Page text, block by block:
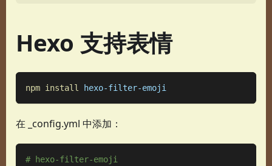
Hexo 支持表情
npm install hexo-filter-emoji
在 _config.yml 中添加：
# hexo-filter-emoji